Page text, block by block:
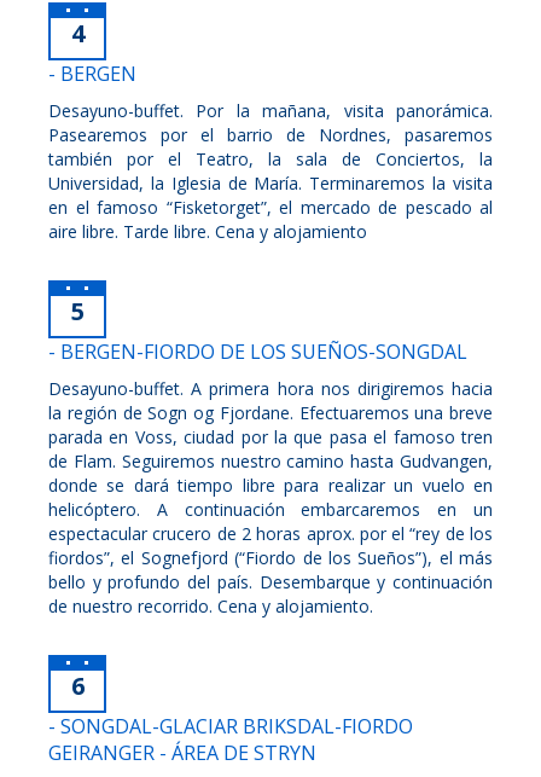
4
- BERGEN
Desayuno-buffet. Por la mañana, visita panorámica.
Pasearemos por el barrio de Nordnes, pasaremos
también por el Teatro, la sala de Conciertos, la
Universidad, la Iglesia de María. Terminaremos la visita
en el famoso “Fisketorget”, el mercado de pescado al
aire libre. Tarde libre. Cena y alojamiento
5
- BERGEN-FIORDO DE LOS SUEÑOS-SONGDAL
Desayuno-buffet. A primera hora nos dirigiremos hacia
la región de Sogn og Fjordane. Efectuaremos una breve
parada en Voss, ciudad por la que pasa el famoso tren
de Flam. Seguiremos nuestro camino hasta Gudvangen,
donde se dará tiempo libre para realizar un vuelo en
helicóptero. A continuación embarcaremos en un
espectacular crucero de 2 horas aprox. por el “rey de los
fiordos”, el Sognefjord (“Fiordo de los Sueños”), el más
bello y profundo del país. Desembarque y continuación
de nuestro recorrido. Cena y alojamiento.
6
- SONGDAL-GLACIAR BRIKSDAL-FIORDO
GEIRANGER - ÁREA DE STRYN